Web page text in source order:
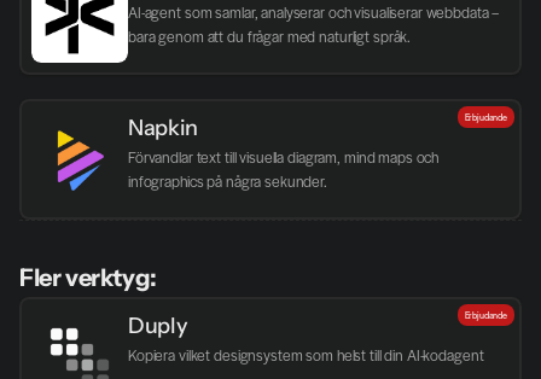
AI-agent som samlar, analyserar och visualiserar webbdata –
bara genom att du frågar med naturligt språk.
Napkin
Förvandlar text till visuella diagram, mind maps och
infographics på några sekunder.
Erbjudande
Fler verktyg:
Duply
Kopiera vilket designsystem som helst till din AI-kodagent
Erbjudande